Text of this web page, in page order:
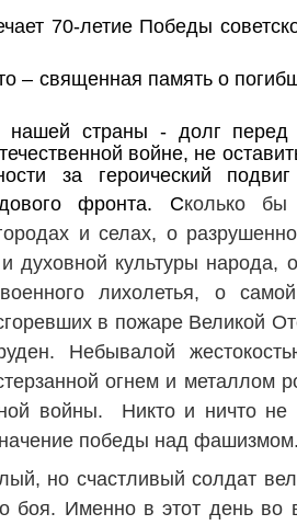
70-летие Победы
– священная память о
страны - долг перед
войне, не
за героический
фронта. Сколько
и селах, о
духовной культуры народа,
лихолетья, о
в пожаре Великой
Небывалой
огнем и металлом
войны. Никто и ничто не
победы над фашизмом.
но счастливый солдат
боя. Именно в этот день во